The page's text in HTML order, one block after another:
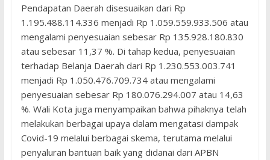
Pendapatan Daerah disesuaikan dari Rp
1.195.488.114.336 menjadi Rp 1.059.559.933.506 atau
mengalami penyesuaian sebesar Rp 135.928.180.830
atau sebesar 11,37 %. Di tahap kedua, penyesuaian
terhadap Belanja Daerah dari Rp 1.230.553.003.741
menjadi Rp 1.050.476.709.734 atau mengalami
penyesuaian sebesar Rp 180.076.294.007 atau 14,63
%. Wali Kota juga menyampaikan bahwa pihaknya telah
melakukan berbagai upaya dalam mengatasi dampak
Covid-19 melalui berbagai skema, terutama melalui
penyaluran bantuan baik yang didanai dari APBN